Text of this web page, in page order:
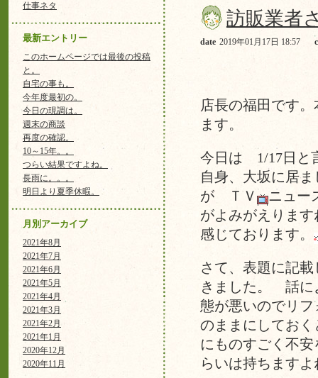
仕事ネタ
最新エントリー
このホームページでは最後の投稿
と。
自宅の事も。
今年度最初の。
今日の現調は。
週末の商談
再度の確認。
10～15年。。
つらい結果ですよね。
長雨に。。。
明日より夏季休暇。
月別アーカイブ
2021年8月
2021年7月
2021年6月
2021年5月
2021年4月
2021年3月
2021年2月
2021年1月
2020年12月
2020年11月
訪販業者
date 2019年01月17日 18:57
店長の福田です
ます。
今日は 1/17日
自身、大坂に居
が ＴＶ
ニュー
がよみがえります
感じております。
さて、表題に記
きました。 話
態が悪いのでリ
のままにしてお
にものすごく不
らいは持ちます